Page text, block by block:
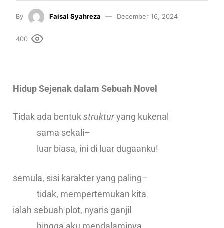
By Faisal Syahreza December 16, 2024
400
Hidup Sejenak dalam Sebuah Novel
Tidak ada bentukstrukturyang kukenal
sama sekali–
luar biasa, ini di luar dugaanku!
semula, sisi karakter yang paling–
tidak, mempertemukan kita
ialah sebuah plot, nyaris ganjil